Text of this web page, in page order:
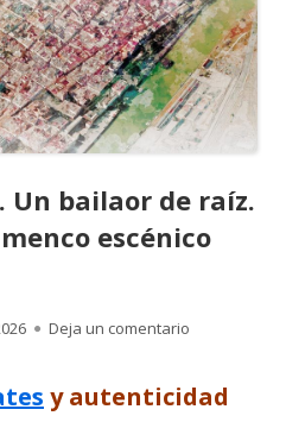
Un bailaor de raíz.
escénico
Deja un comentario
y autenticidad